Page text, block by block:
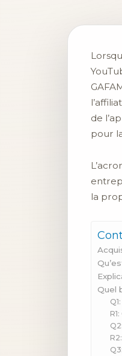
de
pour
la
Quel